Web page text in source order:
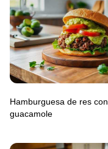
Hamburguesa de res con
guacamole